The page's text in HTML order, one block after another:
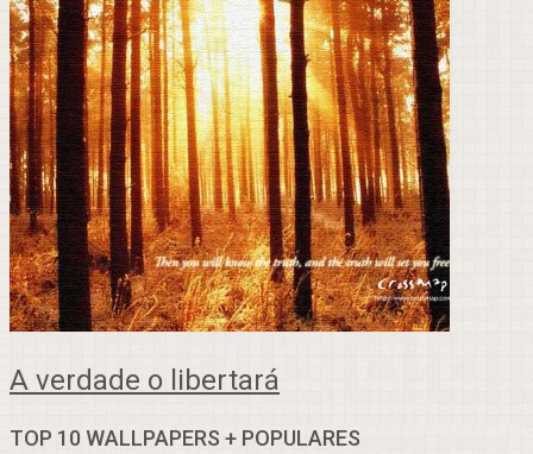
A verdade o libertará
TOP 10 WALLPAPERS + POPULARES